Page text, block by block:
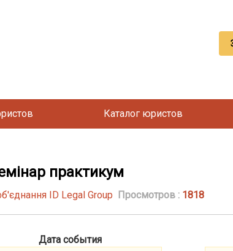
Каталог юристов
практикум
ID Legal Group Просмотров : 1818
Дата события